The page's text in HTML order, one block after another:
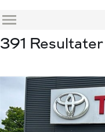
Menu
391 Resultater